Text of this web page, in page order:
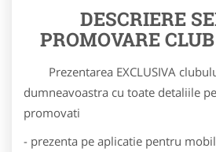
DESCRIERE
PROMOVARE
Prezentarea EXCLUSIVA
dumneavoastra cu toate detaliile
promovati
- prezenta pe aplicatie pentru